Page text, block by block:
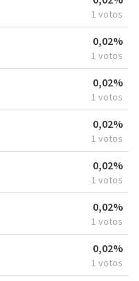
1 votos
0,02%
1 votos
0,02%
1 votos
0,02%
1 votos
0,02%
1 votos
0,02%
1 votos
0,02%
1 votos